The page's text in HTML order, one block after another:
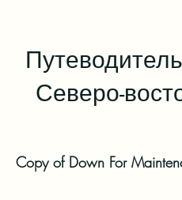
Северо-
Copy of Down For